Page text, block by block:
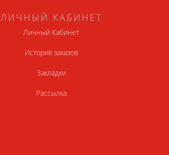
ЛИЧНЫЙ КАБИНЕТ
Личный Кабинет
История заказов
Закладки
Рассылка